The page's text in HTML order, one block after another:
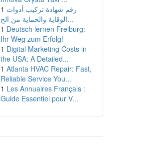
1 رقم شهادة تركيب أدوات
الوقاية والحماية من الح...
1 Deutsch lernen Freiburg:
Ihr Weg zum Erfolg!
1 Digital Marketing Costs in
the USA: A Detailed...
1 Atlanta HVAC Repair: Fast,
Reliable Service You...
1 Les Annuaires Français :
Guide Essentiel pour V...